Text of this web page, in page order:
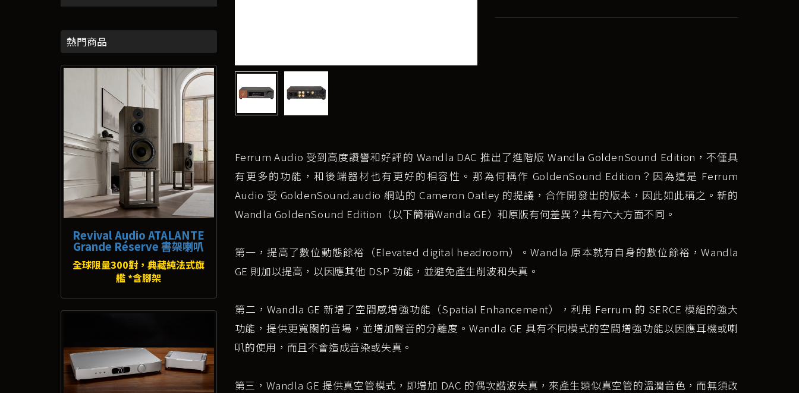
熱門商品
Revival Audio ATALANTE
Grande Réserve 書架喇叭
全球限量300對，典藏純法式旗
艦 *含腳架
Ferrum Audio 受到高度讚譽和好評的 Wandla DAC 推出了進階版 Wandla GoldenSound Edition，不僅具
有更多的功能，和後端器材也有更好的相容性。那為何稱作 GoldenSound Edition？因為這是 Ferrum
Audio 受 GoldenSound.audio 網站的 Cameron Oatley 的提議，合作開發出的版本，因此如此稱之。新的
Wandla GoldenSound Edition（以下簡稱Wandla GE）和原版有何差異？共有六大方面不同。
第一，提高了數位動態餘裕（Elevated digital headroom）。Wandla 原本就有自身的數位餘裕，Wandla
GE 則加以提高，以因應其他 DSP 功能，並避免產生削波和失真。
第二，Wandla GE 新增了空間感增強功能（Spatial Enhancement），利用 Ferrum 的 SERCE 模組的強大
功能，提供更寬闊的音場，並增加聲音的分離度。Wandla GE 具有不同模式的空間增強功能以因應耳機或喇
叭的使用，而且不會造成音染或失真。
第三，Wandla GE 提供真空管模式，即增加 DAC 的偶次諧波失真，來產生類似真空管的溫潤音色，而無須改